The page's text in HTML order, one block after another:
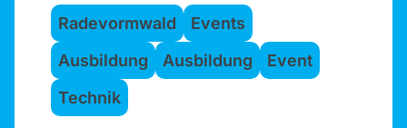
Radevormwald
Events
Ausbildung
Ausbildung
Event
Technik